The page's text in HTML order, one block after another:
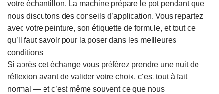
votre échantillon. La machine prépare le pot pendant que
nous discutons des conseils d’application. Vous repartez
avec votre peinture, son étiquette de formule, et tout ce
qu’il faut savoir pour la poser dans les meilleures
conditions.
Si après cet échange vous préférez prendre une nuit de
réflexion avant de valider votre choix, c’est tout à fait
normal — et c’est même souvent ce que nous